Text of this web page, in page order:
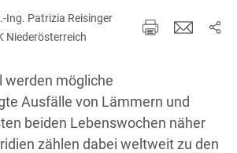
Ing. Patrizia Reisinger
Niederösterreich
werden mögliche
Ausfälle von Lämmern und
beiden Lebenswochen näher
zählen dabei weltweit zu den